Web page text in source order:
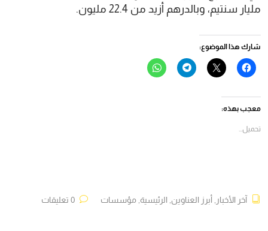
مليار سنتيم، وبالدرهم أزيد من 22.4 مليون.
شارك هذا الموضوع:
انقر
للمشاركة
(فتح
في
نافذة
النقر
للمشاركة
انقر
للمشاركة
انقر
للمشاركة
معجب بهذه:
تحميل...
آخر الأخبار أبرز العناوين الرئيسية مؤسسات